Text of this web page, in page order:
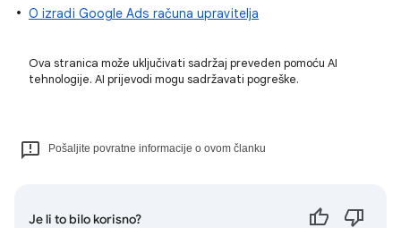
O izradi Google Ads računa upravitelja
Ova stranica može uključivati sadržaj preveden pomoću AI
tehnologije. AI prijevodi mogu sadržavati pogreške.
Pošaljite povratne informacije o ovom članku
Je li to bilo korisno?